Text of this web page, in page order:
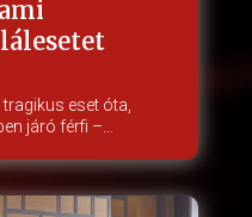
eset óta,
járó férfi –…